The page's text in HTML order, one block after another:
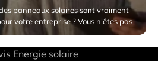
panneaux solaires sont vraiment
votre entreprise ? Vous n’êtes pas
Energie solaire